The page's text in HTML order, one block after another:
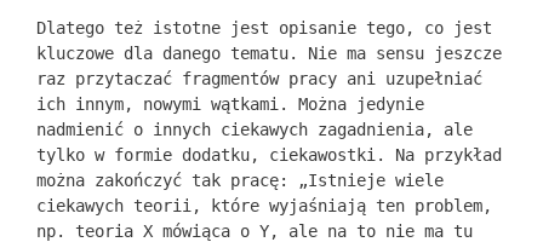
Dlatego też istotne jest opisanie tego, co jest
kluczowe dla danego tematu. Nie ma sensu jeszcze
raz przytaczać fragmentów pracy ani uzupełniać
ich innym, nowymi wątkami. Można jedynie
nadmienić o innych ciekawych zagadnienia, ale
tylko w formie dodatku, ciekawostki. Na przykład
można zakończyć tak pracę: „Istnieje wiele
ciekawych teorii, które wyjaśniają ten problem,
np. teoria X mówiąca o Y, ale na to nie ma tu